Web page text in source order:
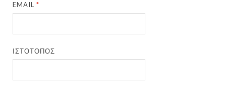
EMAIL*
ΙΣΤΌΤΟΠΟΣ